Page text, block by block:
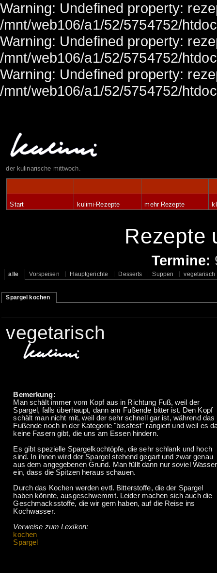
Warning: Undefined property:
/mnt/web106/a1/52/5754752/
Warning: Undefined property:
/mnt/web106/a1/52/5754752/
Warning: Undefined property:
/mnt/web106/a1/52/5754752/
der kulinarische mittwoch.
Start kulimi-Rezepte mehr Rezepte
Rezepte
Termine:
alle Vorspeisen Hauptgerichte Desserts Suppen vegetarisch
Spargel kochen
vegetarisch
Bemerkung:
Man schält immer vom Kopf aus in Richtung Fuß, weil der
Spargel, falls überhaupt, dann am Fußende bitter ist. Den Kopf
schält man nicht mit, weil der sehr schnell gar ist, während das
Fußende noch in der Kategorie "bissfest" rangiert und weil es
keine Fasern gibt, die uns am Essen hindern.
Es gibt spezielle Spargelkochtöpfe, die sehr schlank und hoch
sind. In ihnen wird der Spargel stehend gegart und zwar genau
aus dem angegebenen Grund. Man füllt dann nur soviel Wasser
ein, dass die Spitzen heraus schauen.
Durch das Kochen werden evtl. Bitterstoffe, die der Spargel
haben könnte, ausgeschwemmt. Leider machen sich auch die
Geschmacksstoffe, die wir gern haben, auf die Reise ins
Kochwasser.
Verweise zum Lexikon:
kochen
Spargel